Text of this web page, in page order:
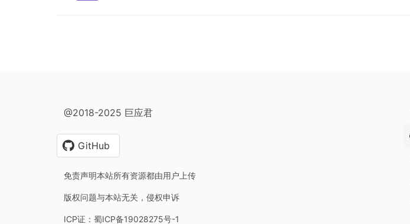
@2018-2025 巨应君
GitHub
免责声明本站所有资源都由用户上传
版权问题与本站无关，侵权申诉
ICP证：蜀ICP备19028275号-1